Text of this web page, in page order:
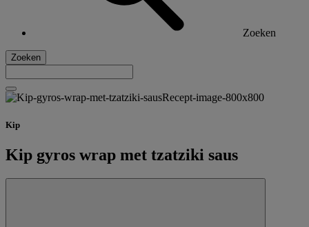
Zoeken
Zoeken
Kip
Kip gyros wrap met tzatziki saus